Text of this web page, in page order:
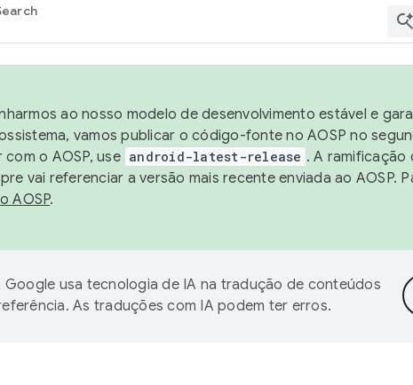
ao nosso modelo de desenvolvimento estável e
vamos publicar o código-fonte no AOSP no
o AOSP, use android-latest-release . A ramificação
vai referenciar a versão mais recente enviada ao AOSP.
AOSP.
Google usa tecnologia de IA na tradução de conteúdos
As traduções com IA podem ter erros.